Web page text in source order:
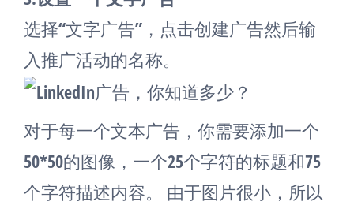
选择“文字广告”，点击创建广告然后输
入推广活动的名称。
对于每一个文本广告，你需要添加一个
50*50的图像，一个25个字符的标题和75
个字符描述内容。 由于图片很小，所以